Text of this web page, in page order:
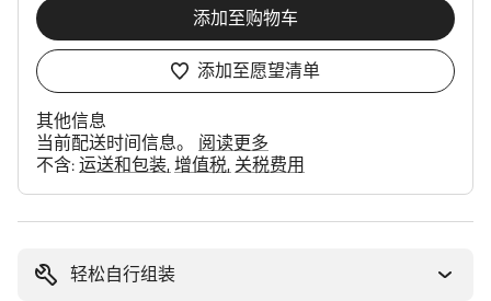
添加至购物车
添加至愿望清单
其他信息
当前配送时间信息。 阅读更多
不含: 运送和包装 增值税 关税费用
轻松自行组装